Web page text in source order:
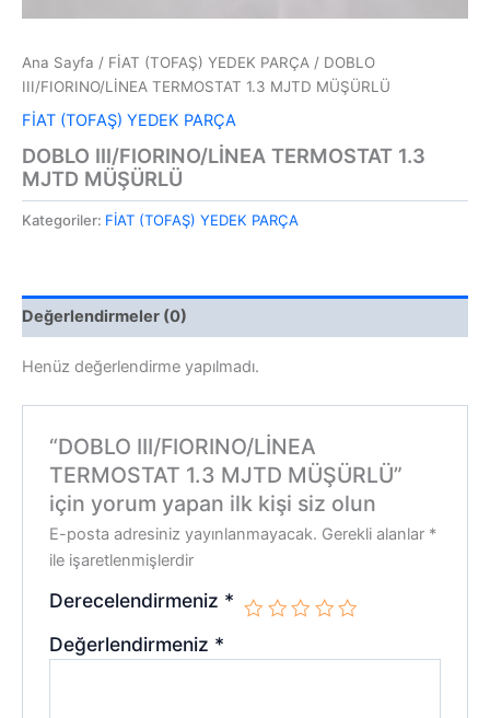
Ana Sayfa / FİAT (TOFAŞ) YEDEK PARÇA / DOBLO
III/FIORINO/LİNEA TERMOSTAT 1.3 MJTD MÜŞÜRLÜ
FİAT (TOFAŞ) YEDEK PARÇA
DOBLO III/FIORINO/LİNEA TERMOSTAT 1.3
MJTD MÜŞÜRLÜ
Kategoriler: FİAT (TOFAŞ) YEDEK PARÇA
Değerlendirmeler (0)
Henüz değerlendirme yapılmadı.
“DOBLO III/FIORINO/LİNEA
TERMOSTAT 1.3 MJTD MÜŞÜRLÜ”
için yorum yapan ilk kişi siz olun
E-posta adresiniz yayınlanmayacak. Gerekli alanlar *
ile işaretlenmişlerdir
Derecelendirmeniz *
Değerlendirmeniz *